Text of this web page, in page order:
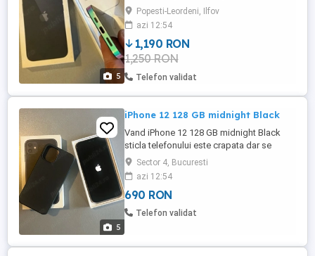
5
stocare. Oferă o experiență premium și
performanțe excelente. Cumpără acum și
bucură-te de tehnologia de ultimă
generație la preț avantajos! Folie sticla pe
fata si skin pe laterale.
Popesti-Leordeni, Ilfov
azi 12:54
1,190 RON
1,250 RON
Telefon validat
5
iPhone 12 128 GB midnight Black
Vand iPhone 12 128 GB midnight Black
sticla telefonului este crapata dar se
poate folosi asa deoarece are folie de
sticla si se lipeste perfect dar rama
metalica prezintă lovituri
Sector 4, Bucuresti
azi 12:54
690 RON
Telefon validat